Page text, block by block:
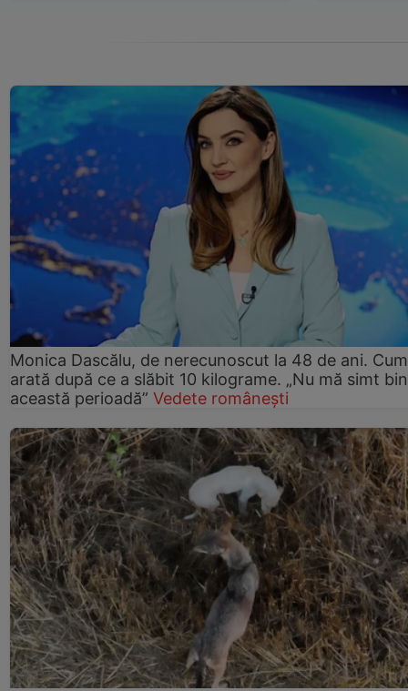
Monica Dascălu, de nerecunoscut la 48 de ani. Cum
arată după ce a slăbit 10 kilograme. „Nu mă simt
această perioadă” Vedete românești